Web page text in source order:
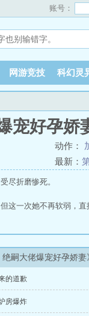
账号：
网游竞技 科幻灵
宠好孕娇
动作：
最新：
尽折磨惨死。
这一次她不再软弱，
生活，清醒又独立。
心照料，却从不动心。
绝嗣大佬爆宠好孕娇
的道歉
房爆炸